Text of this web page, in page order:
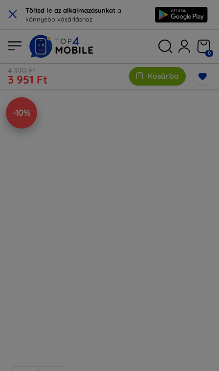
× Töltsd le az alkalmazásunkat a
könnyebb vásárláshoz.
0
4 390 Ft
3 951 Ft Kosárba
-10%